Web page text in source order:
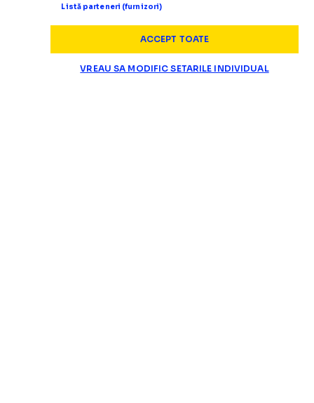
Listă parteneri (furnizori)
ACCEPT TOATE
VREAU SA MODIFIC SETARILE INDIVIDUAL